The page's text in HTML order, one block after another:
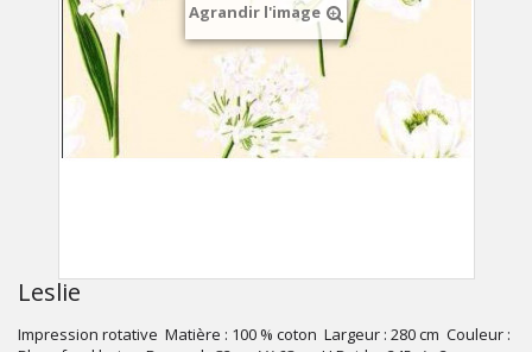
Agrandir l'image
Leslie
Impression rotative Matière : 100 % coton Largeur : 280 cm Couleur :